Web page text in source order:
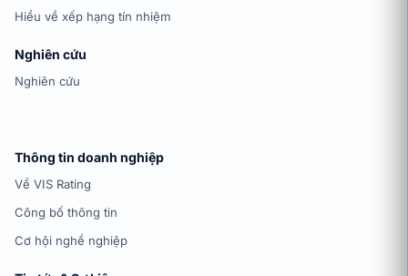
Hiểu về xếp hạng tín nhiệm
Nghiên cứu
Nghiên cứu
Thông tin doanh nghiệp
Về VIS Rating
Công bố thông tin
Cơ hội nghề nghiệp